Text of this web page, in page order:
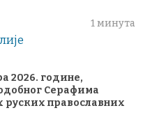
1 минута
2026. године,
Серафима
руских православних